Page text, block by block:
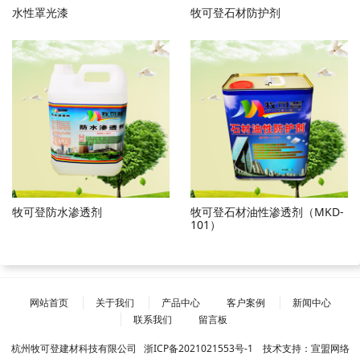
水性罩光漆 牧可登石材防护剂
牧可登防水渗透剂
牧可登石材油性渗透剂（MKD-
101）
网站首页 关于我们 产品中心 客户案例
新闻中心
联系我们
留言板
杭州牧可登建材科技有限公司 浙ICP备2021021553号-1 技术支持： 宣盟网络